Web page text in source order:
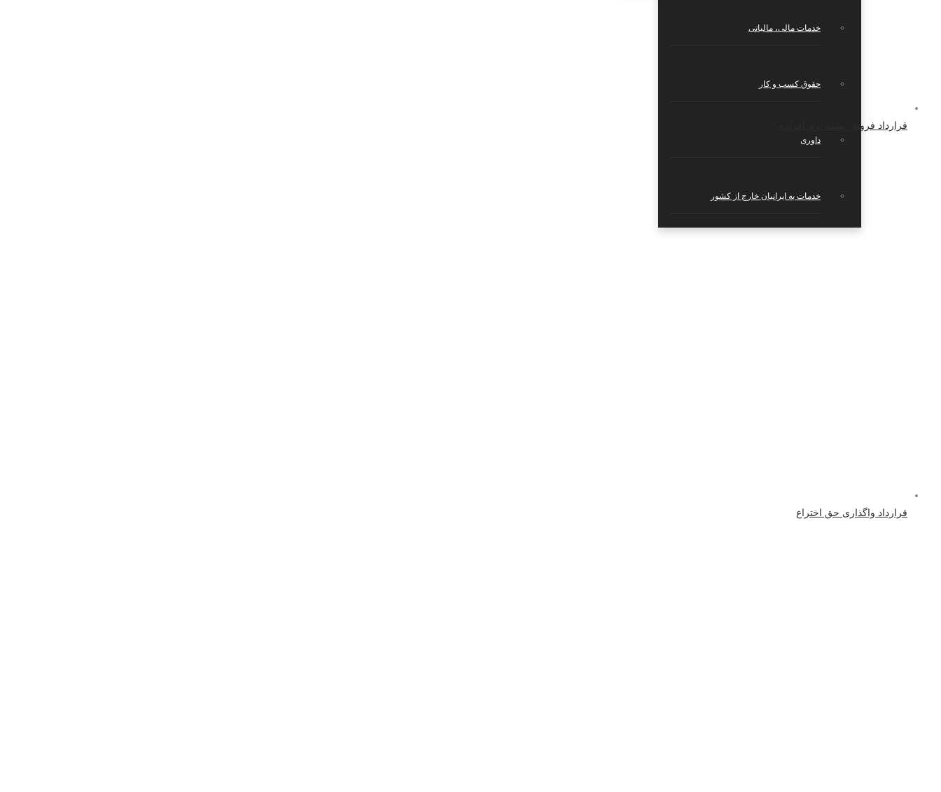
خدمات مالی، مالیاتی
حقوق کسب و کار
داوری
خدمات به ایرانیان خارج از کشور
قرارداد فروش بسته نرم افزاری
قرارداد واگذاری حق اختراع